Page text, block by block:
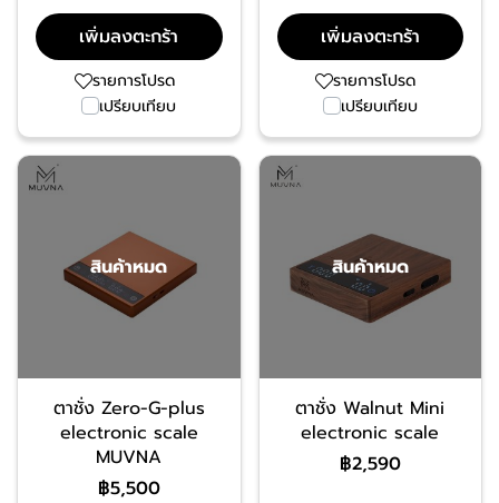
เพิ่มลงตะกร้า
รายการโปรด
เปรียบเทียบ
เพิ่มลงตะกร้า
รายการโปรด
เปรียบเทียบ
สินค้าหมด
ตาชั่ง Zero-G-plus
electronic scale
MUVNA
฿5,500
สินค้าหมด
ตาชั่ง Walnut Mini
electronic scale
฿2,590